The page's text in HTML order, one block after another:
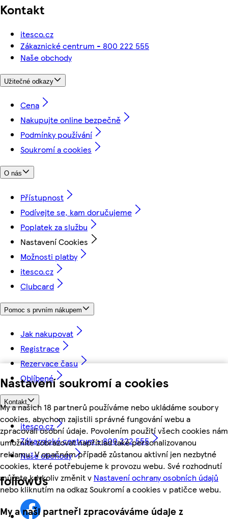
Nastavení soukromí a cookies
My a našich 18 partnerů používáme nebo ukládáme soubory
cookies, abychom zajistili správné fungování webu a
zpracovali osobní údaje. Povolením použití všech cookies nám
umožníte zobrazovat například také personalizovanou
reklamu. V opačném případě zůstanou aktivní jen nezbytné
cookies, které potřebujeme k provozu webu. Své rozhodnutí
můžete kdykoliv změnit v Nastavení ochrany osobních údajů
nebo kliknutím na odkaz Soukromí a cookies v patičce webu.
My a naši partneři zpracováváme údaje z
Kontakt
itesco.cz
Zákaznické centrum - 800 222 555
Naše obchody
Užitečné odkazy
Cena
Nakupujte online bezpečně
Podmínky používání
Soukromí a cookies
O nás
Přístupnost
Podívejte se, kam doručujeme
Poplatek za službu
Nastavení Cookies
Možnosti platby
itesco.cz
Clubcard
Pomoc s prvním nákupem
Jak nakupovat
Registrace
Rezervace času
Oblíbené
Kontakt
itesco.cz
Zákaznické centrum - 800 222 555
Naše obchody
followUs